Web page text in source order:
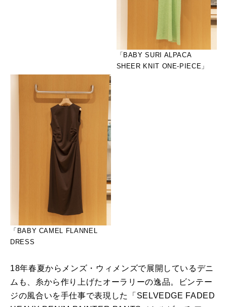
「BABY SURI ALPACA
SHEER KNIT ONE-PIECE」
「BABY CAMEL FLANNEL
DRESS
18年春夏からメンズ・ウィメンズで展開しているデニ
ムも、糸から作り上げたオーラリーの逸品。ビンテー
ジの風合いを手仕事で表現した「SELVEDGE FADED